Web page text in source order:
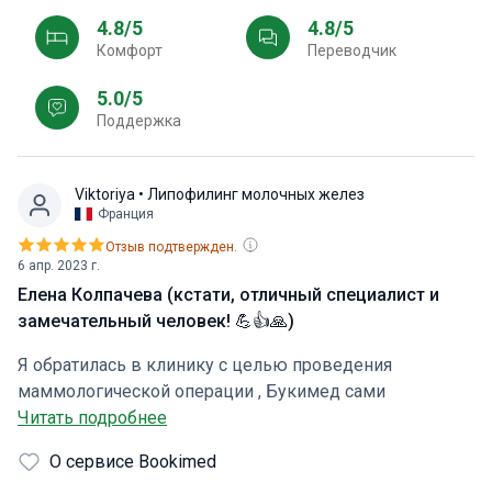
4.8/5
Комфорт
4.8/5
Переводчик
5.0/5
Поддержка
Viktoriya • Липофилинг молочных желез
Франция
6 апр. 2023 г.
Отзыв подтвержден.
Елена Колпачева (кстати, отличный специалист и
замечательный человек! 💪👍🙏)
Я обратилась в клинику с целью проведения
маммологической операции , Букимед сами
подобрали мне клинику, а менеджер клиники , Елена
человек!💪👍🙏), подобрала мне доктора. Операция
Читать подробнее
О сервисе Bookimed